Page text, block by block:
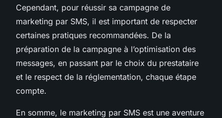
Cependant, pour réussir sa campagne de
marketing par SMS, il est important de respecter
certaines pratiques recommandées. De la
préparation de la campagne à l’optimisation des
messages, en passant par le choix du prestataire
et le respect de la réglementation, chaque étape
compte.
En somme, le marketing par SMS est une aventure